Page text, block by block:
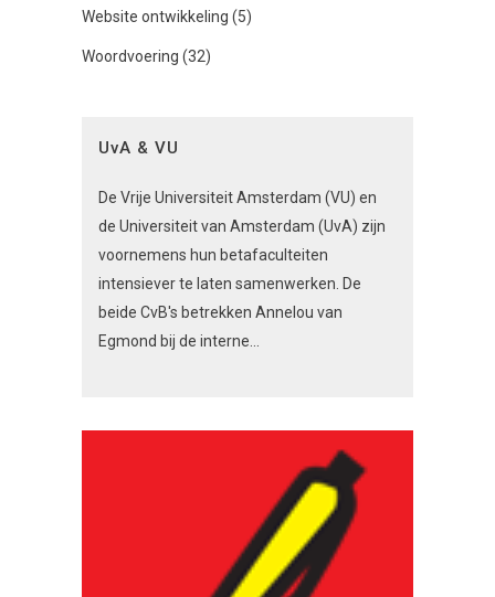
Website ontwikkeling (5)
Woordvoering (32)
UvA & VU
De Vrije Universiteit Amsterdam (VU) en
de Universiteit van Amsterdam (UvA) zijn
voornemens hun betafaculteiten
intensiever te laten samenwerken. De
beide CvB's betrekken Annelou van
Egmond bij de interne...